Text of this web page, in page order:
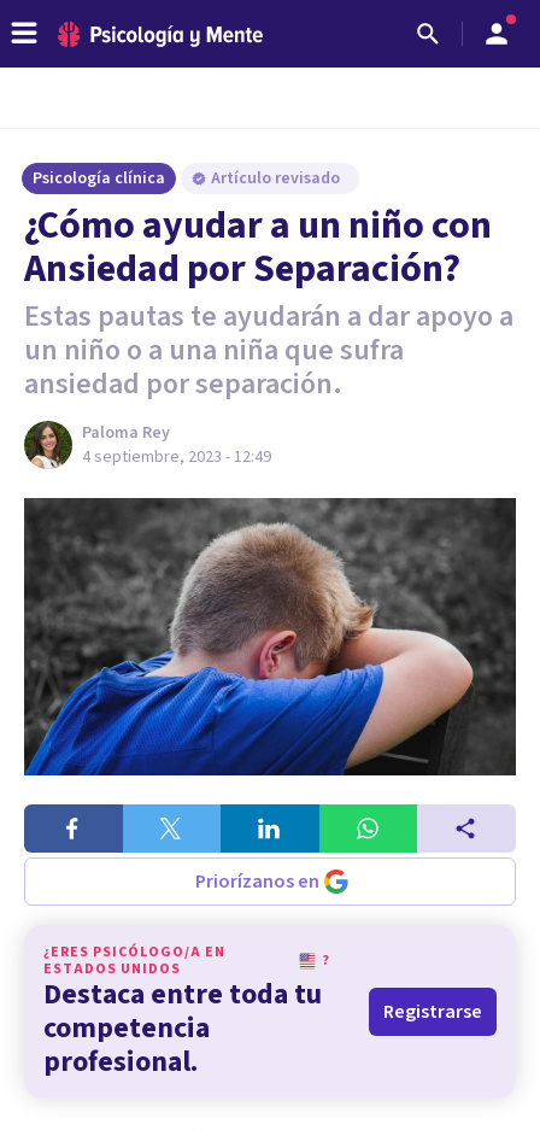
Psicología clínica Artículo revisado
¿Cómo ayudar a un niño con
Ansiedad por Separación?
Estas pautas te ayudarán a dar apoyo a
un niño o a una niña que sufra
ansiedad por separación.
Paloma Rey
4 septiembre, 2023 - 12:49
Priorízanos en
¿ERES PSICÓLOGO/A EN
ESTADOS UNIDOS
?
Destaca entre toda tu
competencia
profesional.
Registrarse